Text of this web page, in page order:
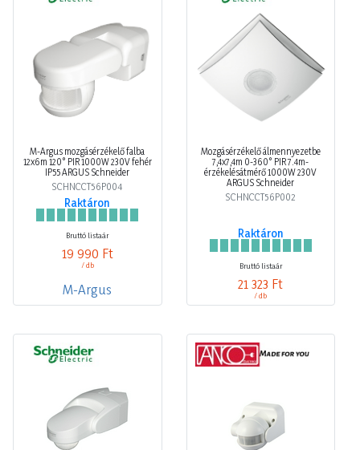
M-Argus mozgásérzékelő falba
12x6m 120° PIR 1000W 230V fehér
IP55 ARGUS Schneider
SCHNCCT56P004
Raktáron
Bruttó listaár
19 990 Ft
/ db
M-Argus
Mozgásérzékelő álmennyezetbe
7,4x7,4m 0-360° PIR 7.4m-
érzékelésátmérő 1000W 230V
ARGUS Schneider
SCHNCCT56P002
Raktáron
Bruttó listaár
21 323 Ft
/ db